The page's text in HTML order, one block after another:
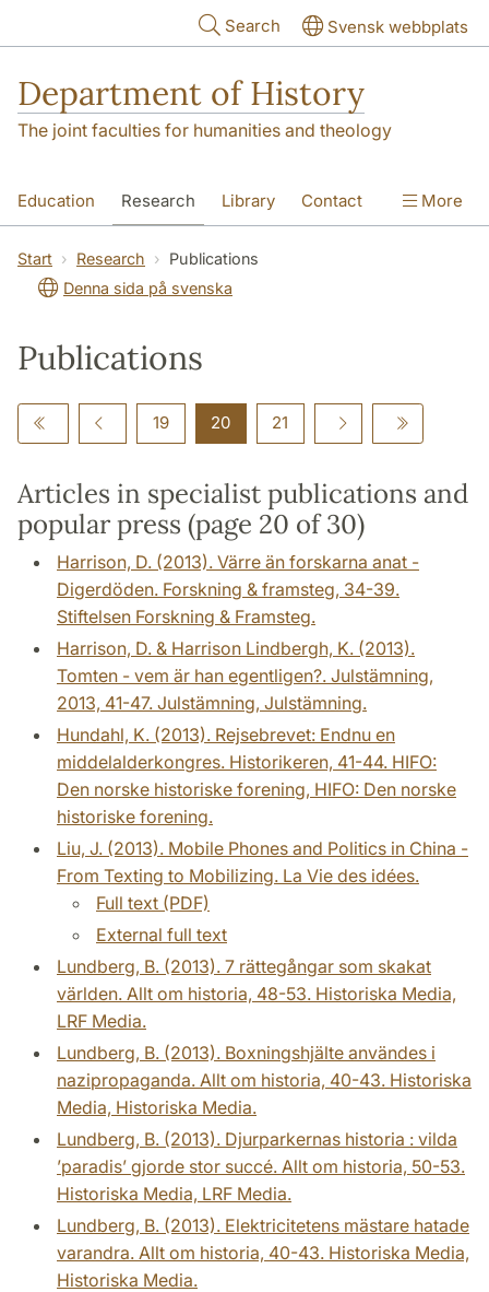
Search Svensk webbplats
Department of History
The joint faculties for humanities and theology
Education Research Library Contact
About the Department
More
Start Research
Publications
Denna sida på svenska
Publications
19 20 21
Articles in specialist publications and
popular press (page 20 of 30)
Harrison, D. (2013). Värre än forskarna anat -
Digerdöden. Forskning & framsteg, 34-39.
Stiftelsen Forskning & Framsteg.
Harrison, D. & Harrison Lindbergh, K. (2013).
Tomten - vem är han egentligen?. Julstämning,
2013, 41-47. Julstämning, Julstämning.
Hundahl, K. (2013). Rejsebrevet: Endnu en
middelalderkongres. Historikeren, 41-44. HIFO:
Den norske historiske forening, HIFO: Den norske
historiske forening.
Liu, J. (2013). Mobile Phones and Politics in China -
From Texting to Mobilizing. La Vie des idées.
Full text (PDF)
External full text
Lundberg, B. (2013). 7 rättegångar som skakat
världen. Allt om historia, 48-53. Historiska Media,
LRF Media.
Lundberg, B. (2013). Boxningshjälte användes i
nazipropaganda. Allt om historia, 40-43. Historiska
Media, Historiska Media.
Lundberg, B. (2013). Djurparkernas historia : vilda
’paradis’ gjorde stor succé. Allt om historia, 50-53.
Historiska Media, LRF Media.
Lundberg, B. (2013). Elektricitetens mästare hatade
varandra. Allt om historia, 40-43. Historiska Media,
Historiska Media.